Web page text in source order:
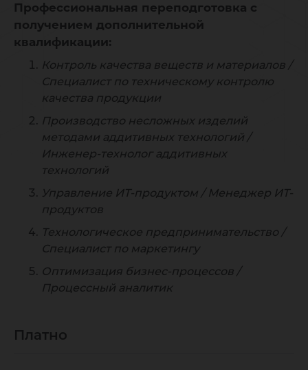
Профессиональная переподготовка с
получением дополнительной
квалификации:
Контроль качества веществ и материалов /
Специалист по техническому контролю
качества продукции
Производство несложных изделий
методами аддитивных технологий /
Инженер-технолог аддитивных
технологий
Управление ИТ-продуктом / Менеджер ИТ-
продуктов
Технологическое предпринимательство /
Специалист по маркетингу
Оптимизация бизнес-процессов /
Процессный аналитик
Платно